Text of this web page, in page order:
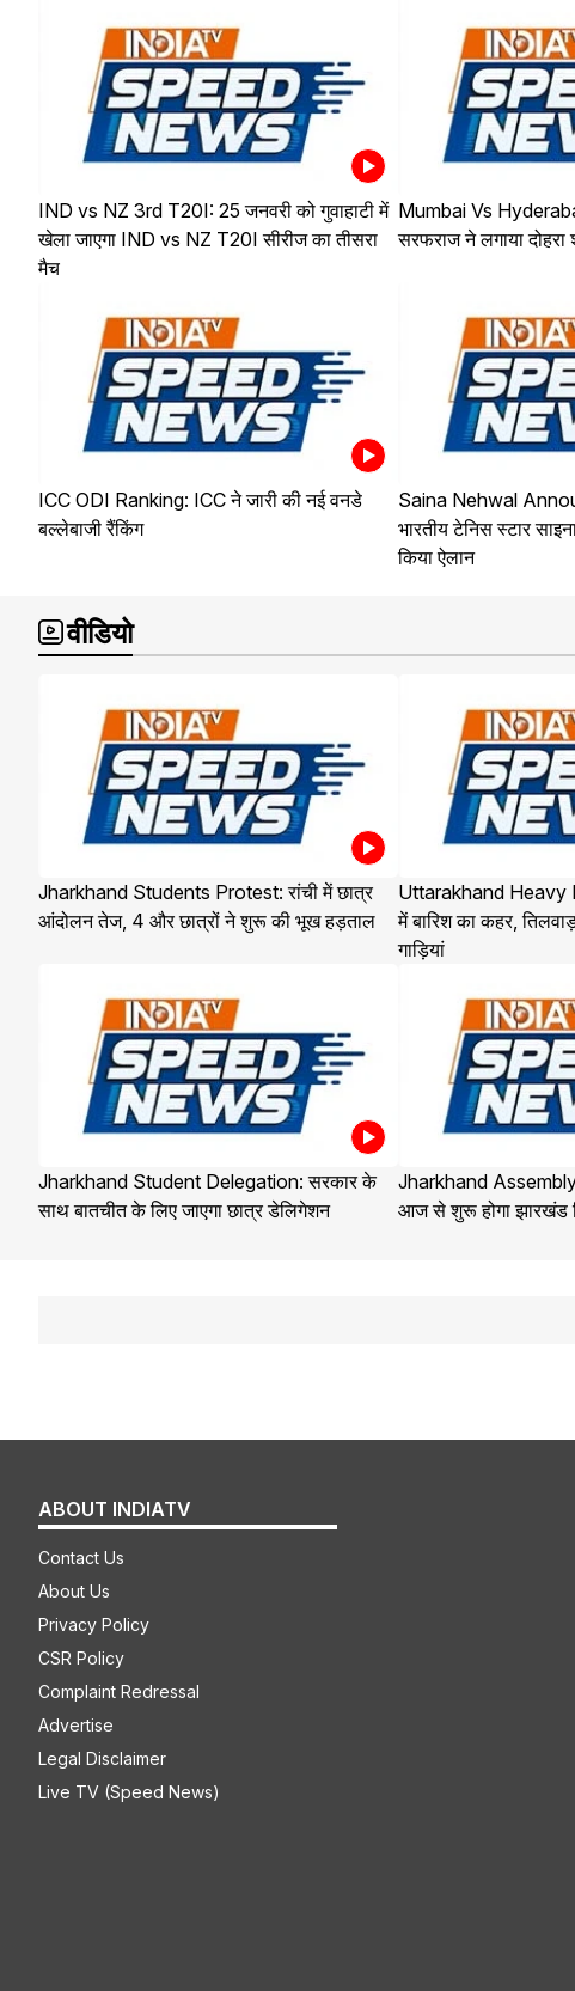
IND vs NZ 3rd T20I: 25 जनवरी को गुवाहाटी में
खेला जाएगा IND vs NZ T20I सीरीज का तीसरा
मैच
Mumbai Vs
सरफराज ने लगाया
ICC ODI Ranking: ICC ने जारी की नई वनडे
बल्लेबाजी रैंकिंग
Saina Nehwal
भारतीय टेनिस स्टार
किया ऐलान
वीडियो
Jharkhand Students Protest: रांची में छात्र
आंदोलन तेज, 4 और छात्रों ने शुरू की भूख हड़ताल
Uttarakhand Heavy
में बारिश का कहर,
गाड़ियां
Jharkhand Student Delegation: सरकार के
साथ बातचीत के लिए जाएगा छात्र डेलिगेशन
Jharkhand
आज से शुरू होगा झारखंड
ABOUT INDIATV
Contact Us
About Us
Privacy Policy
CSR Policy
Complaint Redressal
Advertise
Legal Disclaimer
Live TV (Speed News)